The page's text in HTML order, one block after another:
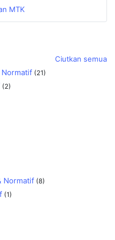
MTK
Ciutkan semua
Normatif (21)
(2)
Normatif (8)
(1)